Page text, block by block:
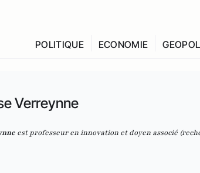
POLITIQUE ECONOMIE
Verreynne
est professeur en innovation et doyen associé